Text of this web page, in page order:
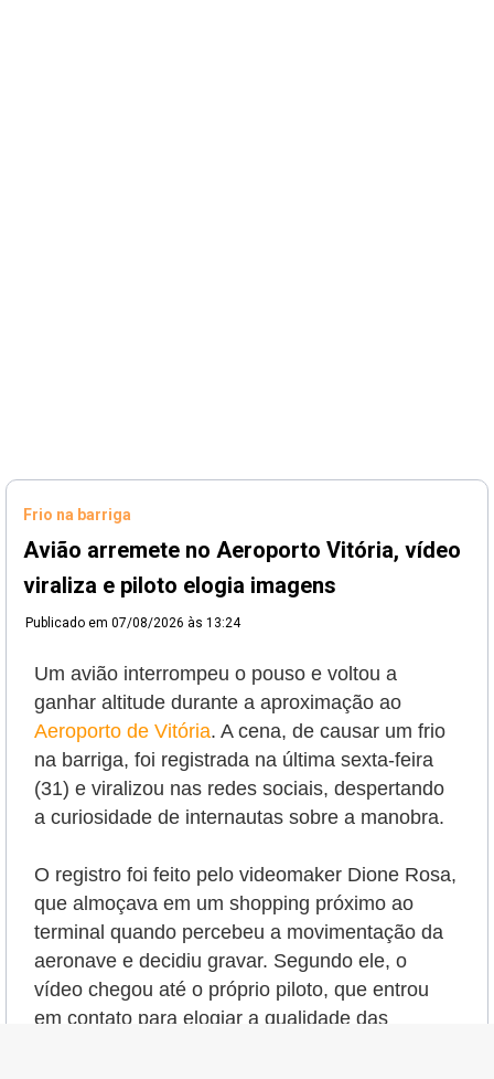
Frio na barriga
Avião arremete no Aeroporto Vitória, vídeo
viraliza e piloto elogia imagens
Publicado em 07/08/2026 às 13:24
Um avião interrompeu o pouso e voltou a
ganhar altitude durante a aproximação ao
Aeroporto de Vitória. A cena, de causar um frio
na barriga, foi registrada na última sexta-feira
(31) e viralizou nas redes sociais, despertando
a curiosidade de internautas sobre a manobra.
O registro foi feito pelo videomaker Dione Rosa,
que almoçava em um shopping próximo ao
terminal quando percebeu a movimentação da
aeronave e decidiu gravar. Segundo ele, o
vídeo chegou até o próprio piloto, que entrou
em contato para elogiar a qualidade das